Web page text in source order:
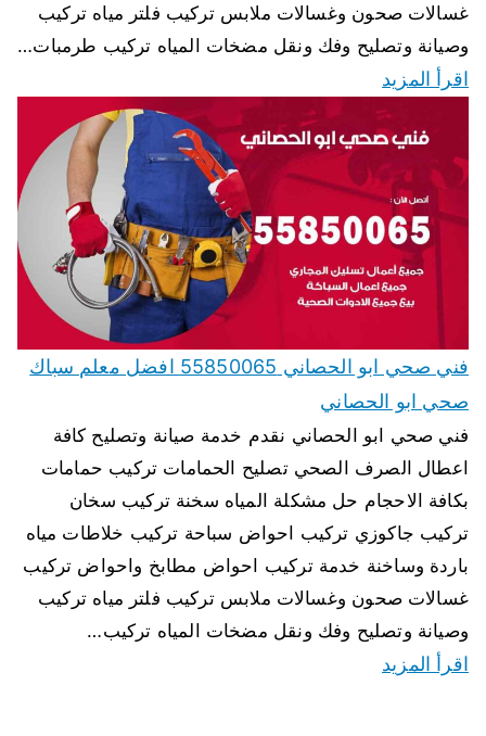
غسالات صحون وغسالات ملابس تركيب فلتر مياه تركيب
وصيانة وتصليح وفك ونقل مضخات المياه تركيب طرمبات…
اقرأ المزيد
فني صحي ابو الحصاني 55850065 افضل معلم سباك
صحي ابو الحصاني
فني صحي ابو الحصاني نقدم خدمة صيانة وتصليح كافة
اعطال الصرف الصحي تصليح الحمامات تركيب حمامات
بكافة الاحجام حل مشكلة المياه سخنة تركيب سخان
تركيب جاكوزي تركيب احواض سباحة تركيب خلاطات مياه
باردة وساخنة خدمة تركيب احواض مطابخ واحواض تركيب
غسالات صحون وغسالات ملابس تركيب فلتر مياه تركيب
وصيانة وتصليح وفك ونقل مضخات المياه تركيب…
اقرأ المزيد